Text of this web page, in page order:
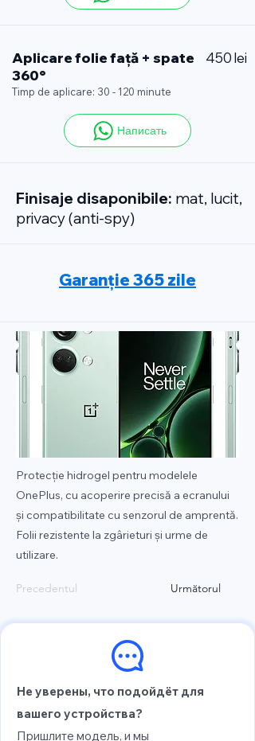
Aplicare folie față + spate
360°
450 lei
Timp de aplicare: 30 - 120 minute
Написать
Finisaje disaponibile: mat, lucit,
privacy (anti-spy)
Garanție 365 zile
Protecție hidrogel pentru modelele
OnePlus, cu acoperire precisă a ecranului
și compatibilitate cu senzorul de amprentă.
Folii rezistente la zgârieturi și urme de
utilizare.
Precedentul Următorul
Не уверены, что подойдёт для
вашего устройства?
Пришлите модель, и мы